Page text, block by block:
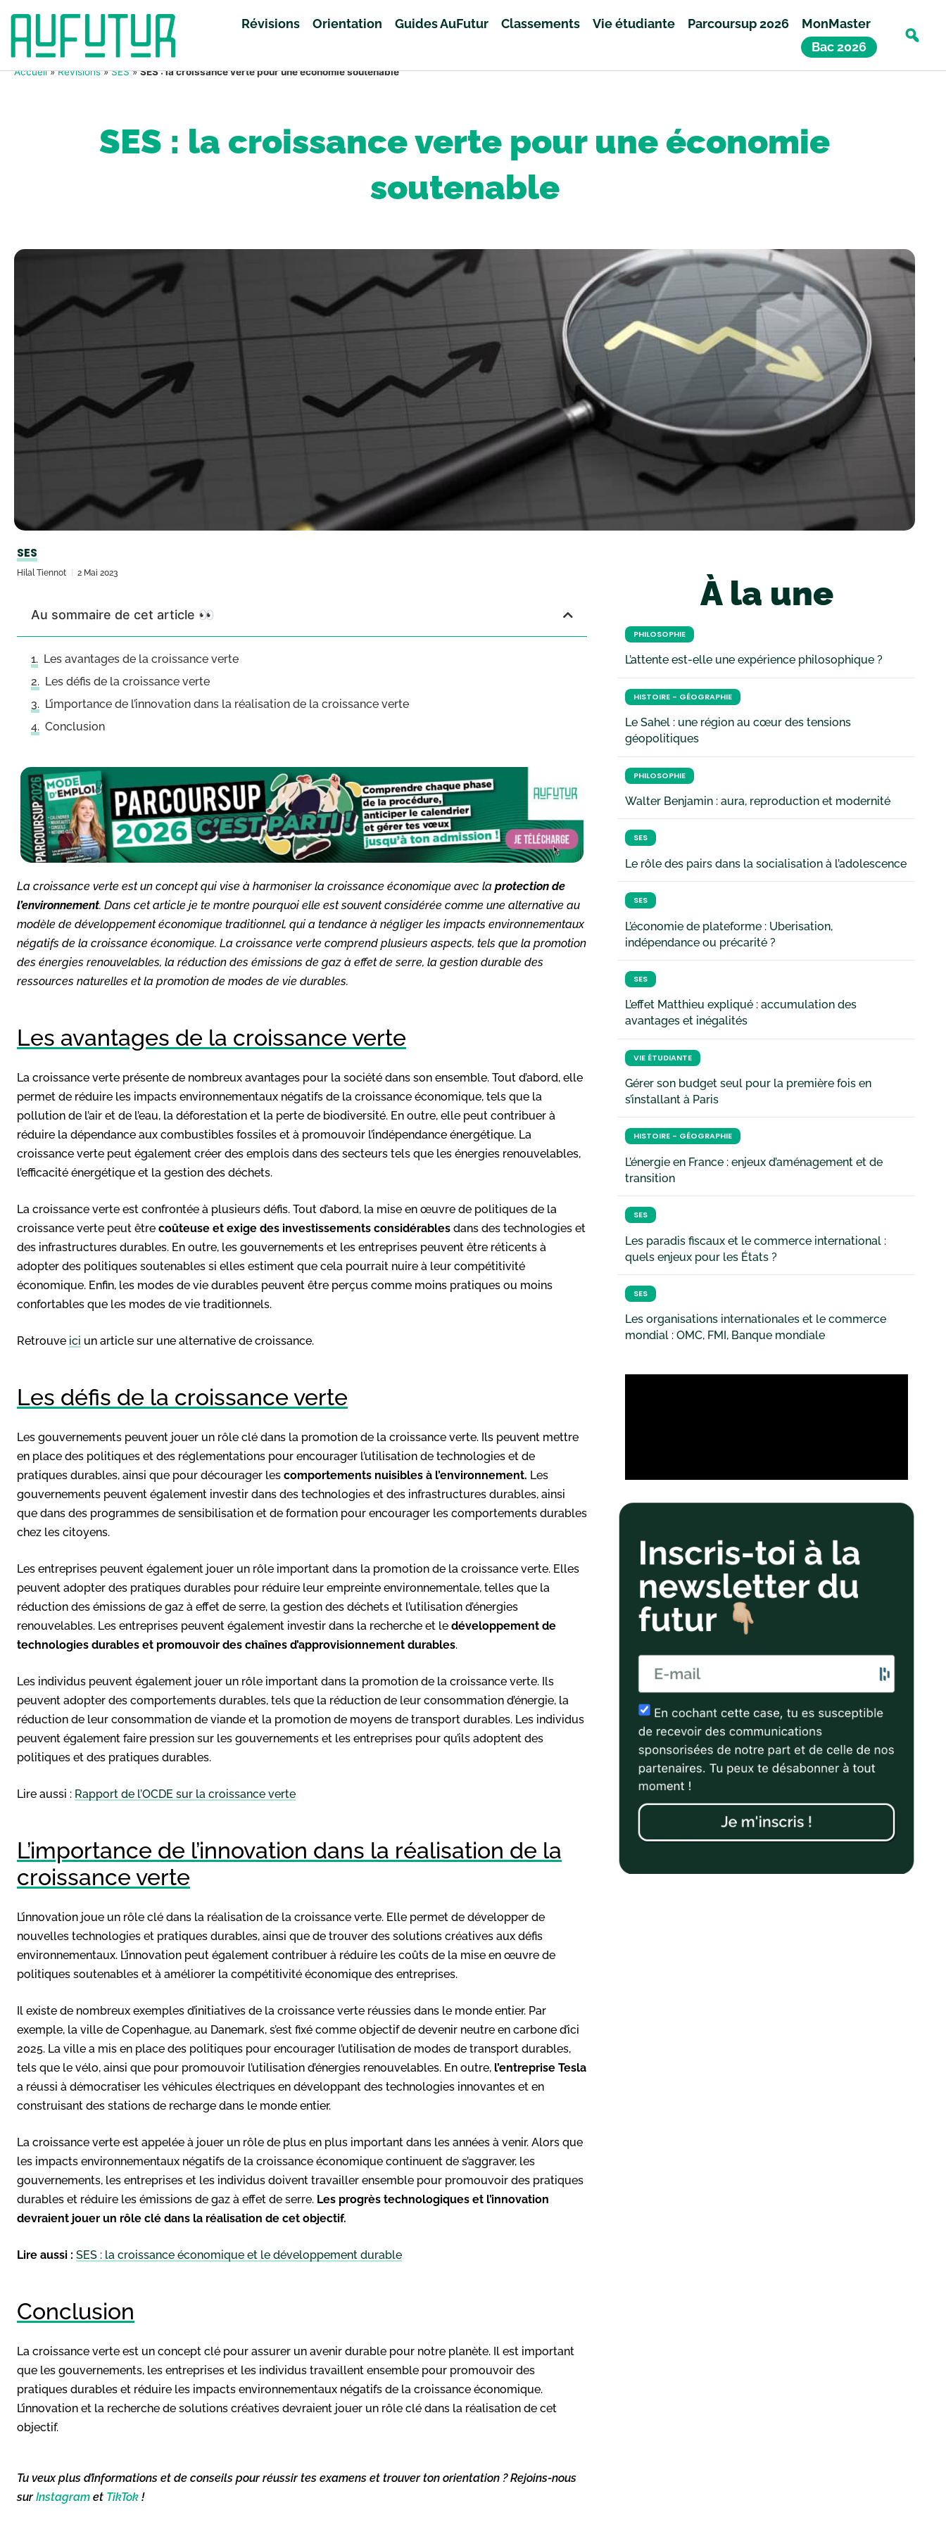
Révisions Orientation Guides AuFutur Classements Vie étudiante Parcoursup 2026
MonMaster
Bac 2026
Accueil»Révisions»SES»SES : la croissance verte pour une économie soutenable
SES : la croissance verte pour une économie
soutenable
SES
Hilal Tiennot 2 Mai 2023
Au sommaire de cet article 👀
Les avantages de la croissance verte
Les défis de la croissance verte
L’importance de l’innovation dans la réalisation de la croissance verte
Conclusion
La croissance verte est un concept qui vise à harmoniser la croissance économique avec la protection de
l’environnement. Dans cet article je te montre pourquoi elle est souvent considérée comme une alternative au
modèle de développement économique traditionnel, qui a tendance à négliger les impacts environnementaux
négatifs de la croissance économique. La croissance verte comprend plusieurs aspects, tels que la promotion
des énergies renouvelables, la réduction des émissions de gaz à effet de serre, la gestion durable des
ressources naturelles et la promotion de modes de vie durables.
Les avantages de la croissance verte
La croissance verte présente de nombreux avantages pour la société dans son ensemble. Tout d’abord, elle
permet de réduire les impacts environnementaux négatifs de la croissance économique, tels que la
pollution de l’air et de l’eau, la déforestation et la perte de biodiversité. En outre, elle peut contribuer à
réduire la dépendance aux combustibles fossiles et à promouvoir l’indépendance énergétique. La
croissance verte peut également créer des emplois dans des secteurs tels que les énergies renouvelables,
l’efficacité énergétique et la gestion des déchets.
La croissance verte est confrontée à plusieurs défis. Tout d’abord, la mise en œuvre de politiques de la
croissance verte peut être coûteuse et exige des investissements considérables dans des technologies et
des infrastructures durables. En outre, les gouvernements et les entreprises peuvent être réticents à
adopter des politiques soutenables si elles estiment que cela pourrait nuire à leur compétitivité
économique. Enfin, les modes de vie durables peuvent être perçus comme moins pratiques ou moins
confortables que les modes de vie traditionnels.
Retrouve ici un article sur une alternative de croissance.
Les défis de la croissance verte
Les gouvernements peuvent jouer un rôle clé dans la promotion de la croissance verte. Ils peuvent mettre
en place des politiques et des réglementations pour encourager l’utilisation de technologies et de
pratiques durables, ainsi que pour décourager les comportements nuisibles à l’environnement. Les
gouvernements peuvent également investir dans des technologies et des infrastructures durables, ainsi
que dans des programmes de sensibilisation et de formation pour encourager les comportements durables
chez les citoyens.
Les entreprises peuvent également jouer un rôle important dans la promotion de la croissance verte. Elles
peuvent adopter des pratiques durables pour réduire leur empreinte environnementale, telles que la
réduction des émissions de gaz à effet de serre, la gestion des déchets et l’utilisation d’énergies
renouvelables. Les entreprises peuvent également investir dans la recherche et le développement de
technologies durables et promouvoir des chaînes d’approvisionnement durables.
Les individus peuvent également jouer un rôle important dans la promotion de la croissance verte. Ils
peuvent adopter des comportements durables, tels que la réduction de leur consommation d’énergie, la
réduction de leur consommation de viande et la promotion de moyens de transport durables. Les individus
peuvent également faire pression sur les gouvernements et les entreprises pour qu’ils adoptent des
politiques et des pratiques durables.
Lire aussi : Rapport de l’OCDE sur la croissance verte
L’importance de l’innovation dans la réalisation de la
croissance verte
L’innovation joue un rôle clé dans la réalisation de la croissance verte. Elle permet de développer de
nouvelles technologies et pratiques durables, ainsi que de trouver des solutions créatives aux défis
environnementaux. L’innovation peut également contribuer à réduire les coûts de la mise en œuvre de
politiques soutenables et à améliorer la compétitivité économique des entreprises.
Il existe de nombreux exemples d’initiatives de la croissance verte réussies dans le monde entier. Par
exemple, la ville de Copenhague, au Danemark, s’est fixé comme objectif de devenir neutre en carbone d’ici
2025. La ville a mis en place des politiques pour encourager l’utilisation de modes de transport durables,
tels que le vélo, ainsi que pour promouvoir l’utilisation d’énergies renouvelables. En outre, l’entreprise Tesla
a réussi à démocratiser les véhicules électriques en développant des technologies innovantes et en
construisant des stations de recharge dans le monde entier.
La croissance verte est appelée à jouer un rôle de plus en plus important dans les années à venir. Alors que
les impacts environnementaux négatifs de la croissance économique continuent de s’aggraver, les
gouvernements, les entreprises et les individus doivent travailler ensemble pour promouvoir des pratiques
durables et réduire les émissions de gaz à effet de serre. Les progrès technologiques et l’innovation
devraient jouer un rôle clé dans la réalisation de cet objectif.
Lire aussi : SES : la croissance économique et le développement durable
Conclusion
La croissance verte est un concept clé pour assurer un avenir durable pour notre planète. Il est important
que les gouvernements, les entreprises et les individus travaillent ensemble pour promouvoir des
pratiques durables et réduire les impacts environnementaux négatifs de la croissance économique.
L’innovation et la recherche de solutions créatives devraient jouer un rôle clé dans la réalisation de cet
objectif.
Tu veux plus d’informations et de conseils pour réussir tes examens et trouver ton orientation ? Rejoins-nous
surInstagram et TikTok !
À la une
PHILOSOPHIE
L’attente est-elle une expérience philosophique ?
HISTOIRE - GÉOGRAPHIE
Le Sahel : une région au cœur des tensions
géopolitiques
PHILOSOPHIE
Walter Benjamin : aura, reproduction et modernité
SES
Le rôle des pairs dans la socialisation à l’adolescence
SES
L’économie de plateforme : Uberisation,
indépendance ou précarité ?
SES
L’effet Matthieu expliqué : accumulation des
avantages et inégalités
VIE ÉTUDIANTE
Gérer son budget seul pour la première fois en
s’installant à Paris
HISTOIRE - GÉOGRAPHIE
L’énergie en France : enjeux d’aménagement et de
transition
SES
Les paradis fiscaux et le commerce international :
quels enjeux pour les États ?
SES
Les organisations internationales et le commerce
mondial : OMC, FMI, Banque mondiale